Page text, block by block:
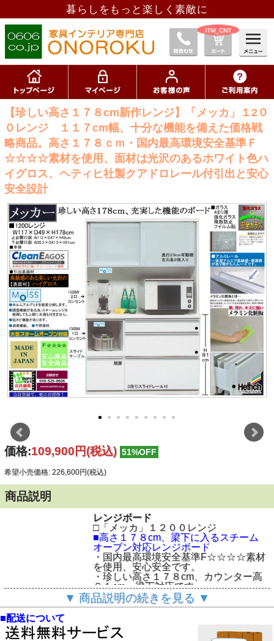
暮らしをもっと楽しく素敵に
__ITM_CNT__
【珍しい高さ１７８cm新作レンジ】「メッカ」１2０
０レンジ １１７cm幅、十分な機能を備えた価格戦
略商品。高さ１７８ｃｍ・国内最高環境安全基準Ｆ
☆☆☆☆素材を使用、面材は光沢のあるホワイト色ハ
イグロス、ヘティヒ社製クアドロレール付引出と安心
安全設計
価格:109,900円(税込) 51%OFF
希望小売価格: 226,600円(税込)
商品説明
レンジボード
□「メッカ」１２００レンジ
■高さ１７８cm、梁下に入るスチーム
オーブン対応レンジボード
・国内最高環境安全基準F☆☆☆☆素材
を使用、安心安全です。
・珍しい高さ１７８cm、カウンター高
８１cm、梁下対応です。
・大型スチームオーブン対応、十分な
機能を備えています。
・MADE IN JAPAN
【基本仕様】
▼ 商品説明の続きを見る ▼
■配送について